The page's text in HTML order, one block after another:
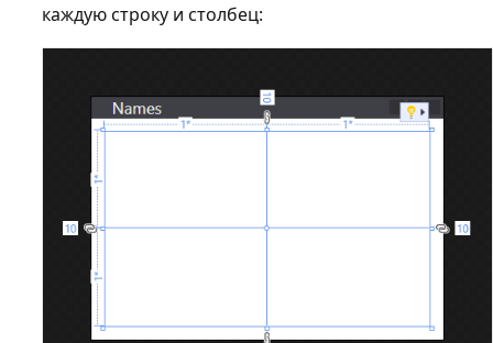
каждую строку и столбец: